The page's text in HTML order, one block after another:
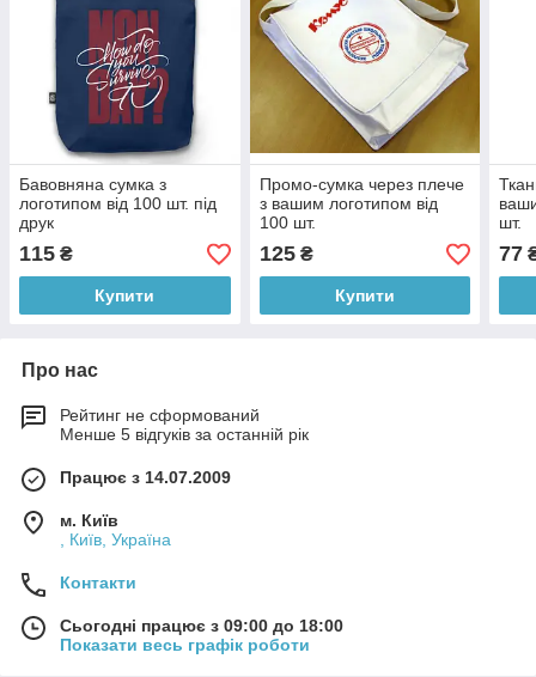
Бавовняна сумка з
логотипом від 100 шт. під
друк
115 ₴
Купити
Промо-сумка через плече
з вашим логотипом від
100 шт.
125₴
Купити
шт.
77
Про нас
Рейтинг не сформований
Менше 5 відгуків за останній рік
Працює з 14.07.2009
м. Київ
, Київ, Україна
Контакти
Сьогодні працює з 09:00 до 18:00
Показати весь графік роботи